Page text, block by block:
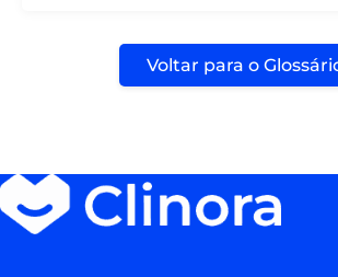
Voltar para o